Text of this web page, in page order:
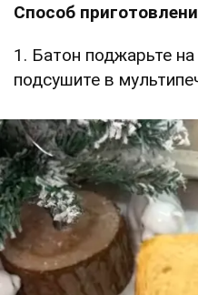
Способ
1. Батон поджарьте
подсушите в